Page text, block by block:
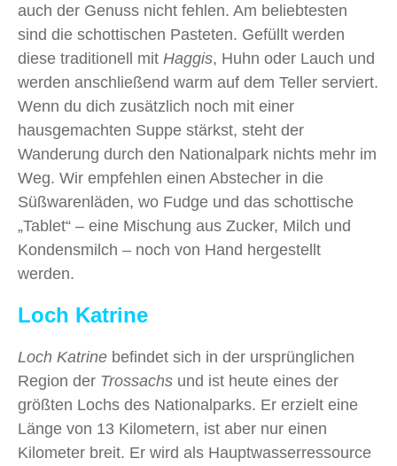
auch der Genuss nicht fehlen. Am beliebtesten
sind die schottischen Pasteten. Gefüllt werden
diese traditionell mit Haggis, Huhn oder Lauch und
werden anschließend warm auf dem Teller serviert.
Wenn du dich zusätzlich noch mit einer
hausgemachten Suppe stärkst, steht der
Wanderung durch den Nationalpark nichts mehr im
Weg. Wir empfehlen einen Abstecher in die
Süßwarenläden, wo Fudge und das schottische
„Tablet“ – eine Mischung aus Zucker, Milch und
Kondensmilch – noch von Hand hergestellt
werden.
Loch Katrine
Loch Katrine befindet sich in der ursprünglichen
Region der Trossachs und ist heute eines der
größten Lochs des Nationalparks. Er erzielt eine
Länge von 13 Kilometern, ist aber nur einen
Kilometer breit. Er wird als Hauptwasserressource